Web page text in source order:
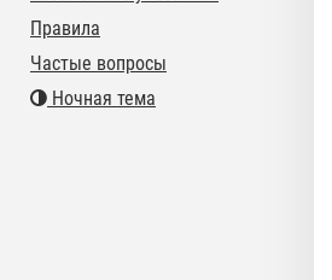
Правила
Частые вопросы
Ночная тема